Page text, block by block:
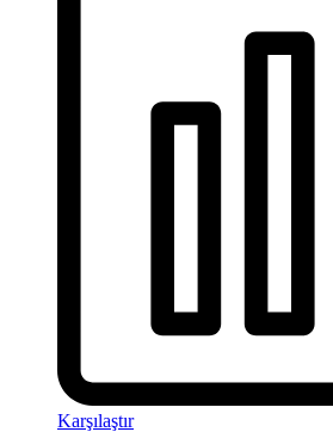
Karşılaştır